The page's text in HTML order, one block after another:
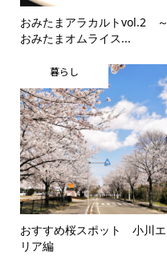
おみたまアラカルトvol.2 ～
おみたまオムライス...
暮らし
おすすめ桜スポット 小川エ
リア編